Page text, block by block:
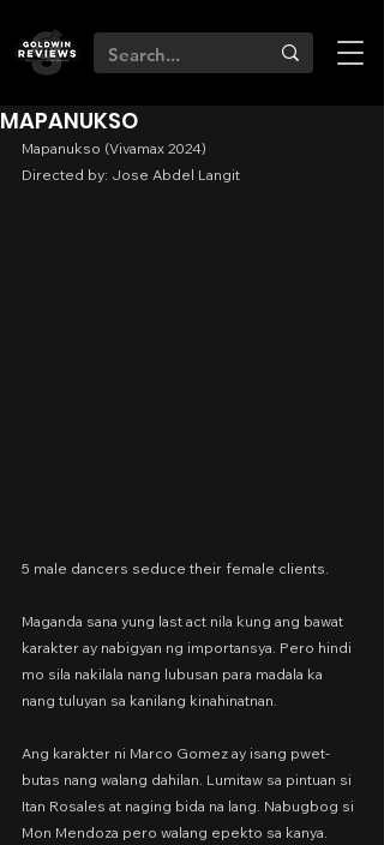
MAPANUKSO
Mapanukso (Vivamax 2024)
Directed by: Jose Abdel Langit
5 male dancers seduce their female clients.
Maganda sana yung last act nila kung ang bawat
karakter ay nabigyan ng importansya. Pero hindi
mo sila nakilala nang lubusan para madala ka
nang tuluyan sa kanilang kinahinatnan.
Ang karakter ni Marco Gomez ay isang pwet-
butas nang walang dahilan. Lumitaw sa pintuan si
Itan Rosales at naging bida na lang. Nabugbog si
Mon Mendoza pero walang epekto sa kanya.